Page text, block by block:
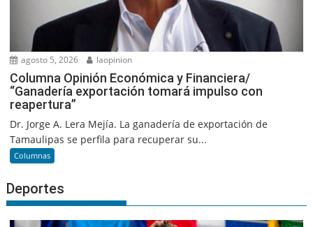
agosto 5, 2026 laopinion
Columna Opinión Económica y Financiera/
“Ganadería exportación tomará impulso con
reapertura”
Dr. Jorge A. Lera Mejía. La ganadería de exportación de
Tamaulipas se perfila para recuperar su...
Columnas
Deportes